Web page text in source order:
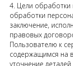
4. Цели обработки
обработки
заключение,
правовых
Пользователю к
содержащимся на
уточнение деталей